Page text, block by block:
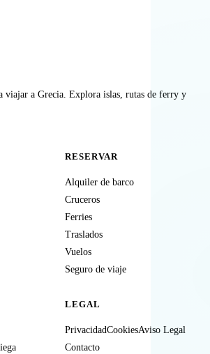
viajar a Grecia. Explora islas, rutas de ferry y
RESERVAR
Alquiler de barco
Cruceros
Ferries
Traslados
Vuelos
Seguro de viaje
LEGAL
PrivacidadCookiesAviso Legal
Contacto